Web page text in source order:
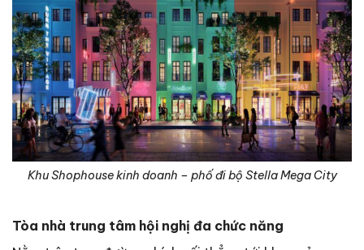
Khu Shophouse kinh doanh – phố đi bộ Stella Mega City
Tòa nhà trung tâm hội nghị đa chức năng